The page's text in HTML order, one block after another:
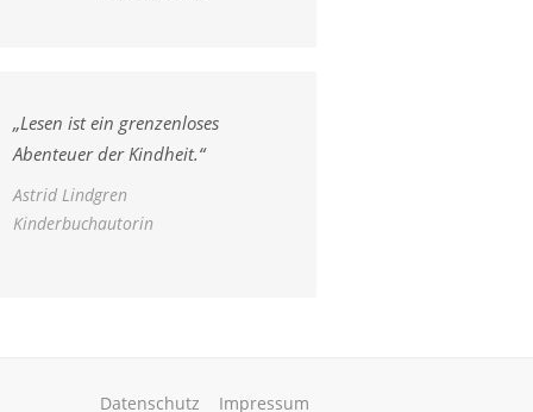
„Lesen ist ein grenzenloses
Abenteuer der Kindheit.“
Astrid Lindgren
Kinderbuchautorin
Datenschutz Impressum